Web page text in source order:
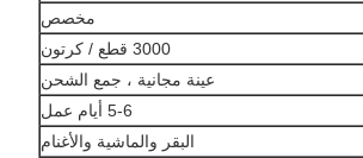
مخصص
3000 قطع / كرتون
عينة مجانية ، جمع الشحن
5-6 أيام عمل
البقر والماشية والأغنام